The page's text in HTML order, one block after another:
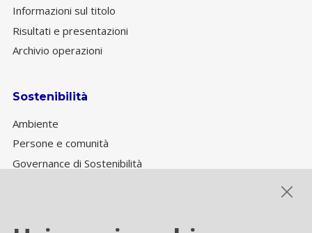
Informazioni sul titolo
Risultati e presentazioni
Archivio operazioni
Sostenibilità
Ambiente
Persone e comunità
Governance di Sostenibilità